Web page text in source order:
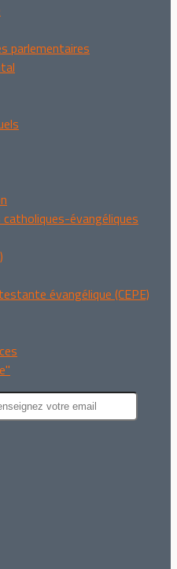
parlementaires
évangéliques
évangélique (CEPE)